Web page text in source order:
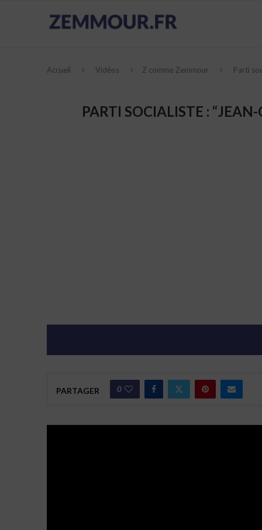
Accueil Vidéos Z comme Zemmour Parti
PARTI SOCIALISTE :
PARTAGER 0